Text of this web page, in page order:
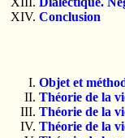
Conclusion
Objet et
Théorie de la
Théorie de la
Théorie de la